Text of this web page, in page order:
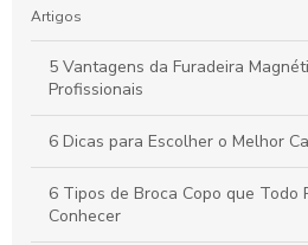
Artigos
5 Vantagens da Furadeira
Profissionais
6 Dicas para Escolher o Melhor
6 Tipos de Broca Copo que Todo
Conhecer